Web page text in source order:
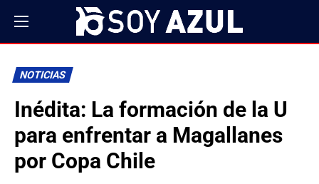
NOTICIAS
Inédita: La formación de la U
para enfrentar a Magallanes
por Copa Chile